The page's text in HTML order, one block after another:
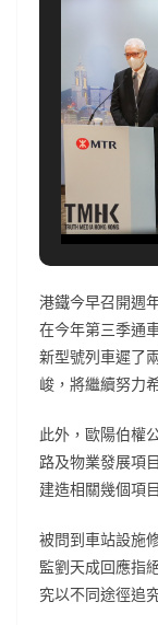
港鐵今早召開週
在今年第三季通
新型號列車遲了
峻，將繼續努力
此外，歐陽伯權
路及物業發展項
建造相關幾個項
被問到車站設施
監劉天成回應指
究以不同途徑追